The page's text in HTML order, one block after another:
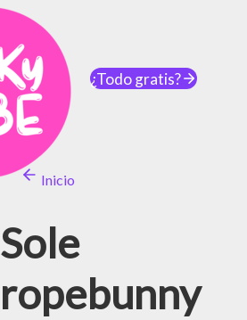
¿Todo gratis?
Inicio
Sole
ropebunny